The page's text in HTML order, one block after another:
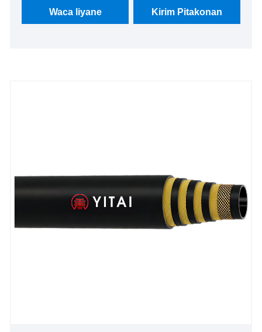
Amerika. We look nerusake kanggo dadi partner
long-term ing China.
Waca liyane Kirim Pitakonan